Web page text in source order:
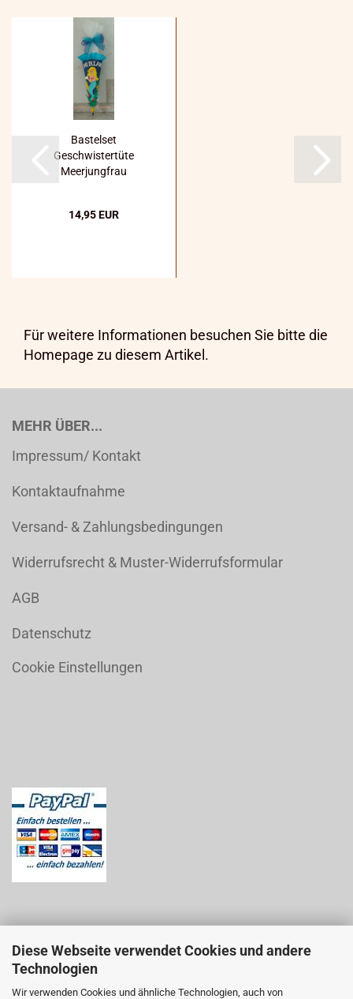
Diese Webseite verwendet Cookies und andere
Technologien
Wir verwenden Cookies und ähnliche Technologien, auch von
Bastelset
Geschwistertüte
Meerjungfrau
14,95 EUR
Für weitere Informationen besuchen Sie bitte die
Homepage zu diesem Artikel.
MEHR ÜBER...
Impressum/ Kontakt
Kontaktaufnahme
Versand- & Zahlungsbedingungen
Widerrufsrecht & Muster-Widerrufsformular
AGB
Datenschutz
Cookie Einstellungen